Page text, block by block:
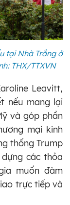
tại Nhà Trắng ở
THX/TTXVN
Leavitt,
nếu mang lại
và góp phần
mại kinh
thống Trump
các thỏa
muốn đàm
trực tiếp và